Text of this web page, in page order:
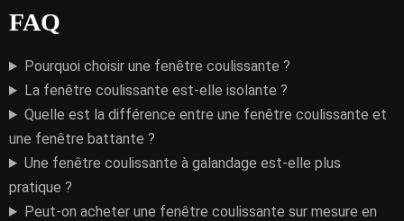
FAQ
Pourquoi choisir une fenêtre coulissante ?
La fenêtre coulissante est-elle isolante ?
Quelle est la différence entre une fenêtre coulissante et
une fenêtre battante ?
Une fenêtre coulissante à galandage est-elle plus
pratique ?
Peut-on acheter une fenêtre coulissante sur mesure en